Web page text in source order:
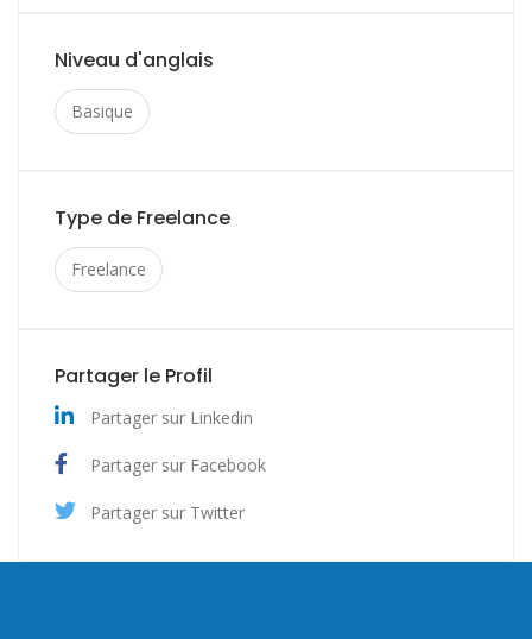
Niveau d'anglais
Basique
Type de Freelance
Freelance
Partager le Profil
Partager sur Linkedin
Partager sur Facebook
Partager sur Twitter